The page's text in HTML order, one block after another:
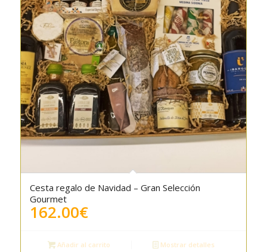
Cesta regalo de Navidad – Gran Selección
Gourmet
162.00€
Añadir al carrito Mostrar detalles